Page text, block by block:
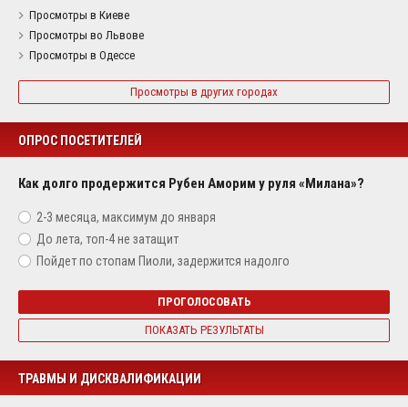
Просмотры в Киеве
Просмотры во Львове
Просмотры в Одессе
Просмотры в других городах
ОПРОС ПОСЕТИТЕЛЕЙ
Как долго продержится Рубен Аморим у руля «Милана»?
2-3 месяца, максимум до января
До лета, топ-4 не затащит
Пойдет по стопам Пиоли, задержится надолго
ПРОГОЛОСОВАТЬ
ПОКАЗАТЬ РЕЗУЛЬТАТЫ
ТРАВМЫ И ДИСКВАЛИФИКАЦИИ